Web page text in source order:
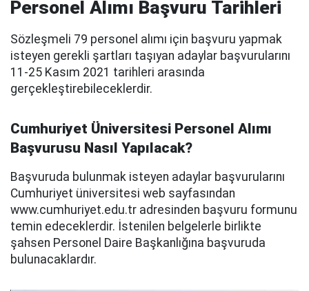
Personel Alımı Başvuru Tarihleri
Sözleşmeli 79 personel alımı için başvuru yapmak
isteyen gerekli şartları taşıyan adaylar başvurularını
11-25 Kasım 2021 tarihleri arasında
gerçekleştirebileceklerdir.
Cumhuriyet Üniversitesi Personel Alımı
Başvurusu Nasıl Yapılacak?
Başvuruda bulunmak isteyen adaylar başvurularını
Cumhuriyet üniversitesi web sayfasından
www.cumhuriyet.edu.tr adresinden başvuru formunu
temin edeceklerdir. İstenilen belgelerle birlikte
şahsen Personel Daire Başkanlığına başvuruda
bulunacaklardır.